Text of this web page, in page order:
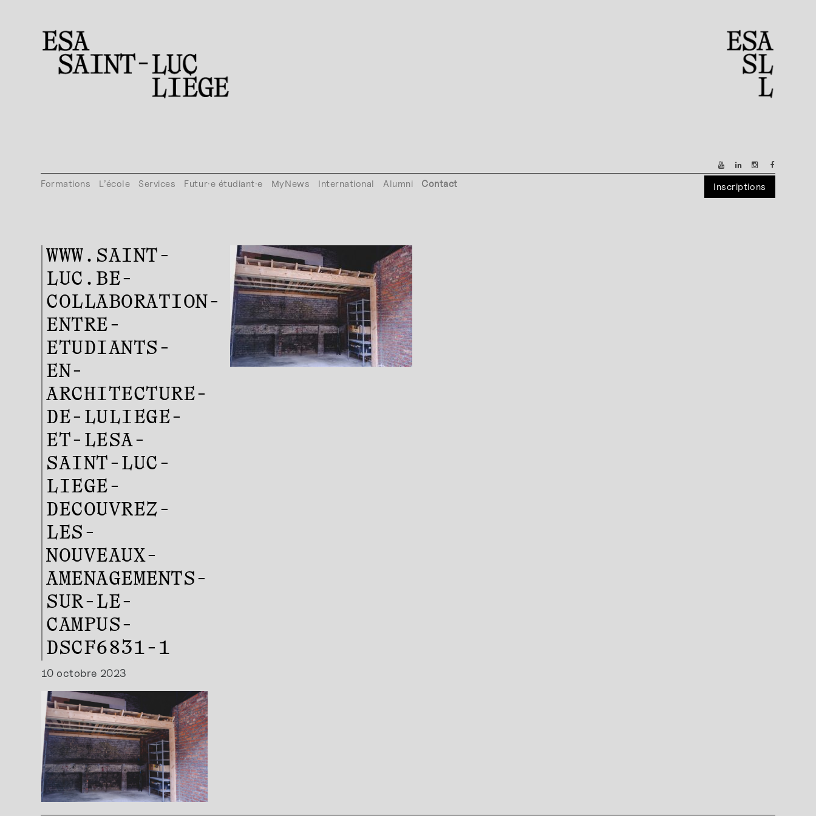
Formations L’école Services Futur·e étudiant·e MyNews International Alumni Contact Inscriptions
WWW.SAINT-
LUC.BE-
COLLABORATION-
ENTRE-
ETUDIANTS-
EN-
ARCHITECTURE-
DE-LULIEGE-
ET-LESA-
SAINT-LUC-
LIEGE-
DECOUVREZ-
LES-
NOUVEAUX-
AMENAGEMENTS-
SUR-LE-
CAMPUS-
DSCF6831-1
10 octobre 2023